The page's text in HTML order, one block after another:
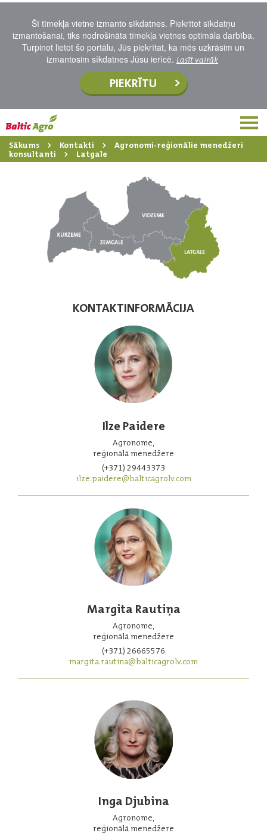
Šī tīmekļa vietne izmanto sīkdatnes. Piekrītot sīkdatņu
izmantošanai, tiks nodrošināta tīmekļa vietnes optimāla darbība.
Turpinot lietot šo portālu, Jūs piekrītat, ka mēs uzkrāsim un
izmantosim sīkdatnes Jūsu ierīcē. Lasīt vairāk
PIEKRĪTU
Sākums Kontakti
Agronomi-reģionālie menedžeri
konsultanti
Latgale
KONTAKTINFORMĀCIJA
Ilze Paidere
Agronome,
reģionālā menedžere
(+371) 29443373
ilze.paidere@balticagrolv.com
Margita Rautiņa
Agronome,
reģionālā menedžere
(+371) 26665576
margita.rautina@balticagrolv.com
Inga Djubina
Agronome,
reģionālā menedžere